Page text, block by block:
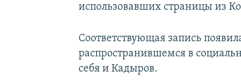
использовавших страницы из
Соответствующая запись
распространившемся в
себя и Кадыров.